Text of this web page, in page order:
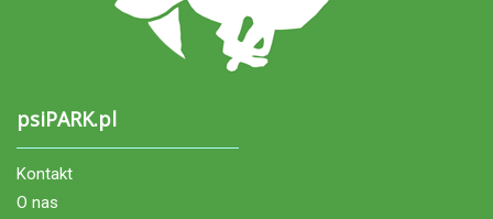
psiPARK.pl
Kontakt
O nas